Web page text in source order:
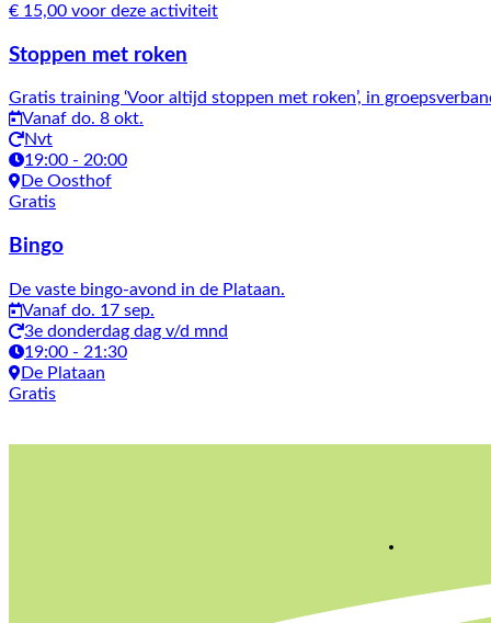
€ 15,00 voor deze activiteit
Stoppen met roken
Gratis training ‘Voor altijd stoppen met roken’, in
Vanaf do. 8 okt.
Nvt
19:00 - 20:00
De Oosthof
Gratis
Bingo
De vaste bingo-avond in de Plataan.
Vanaf do. 17 sep.
3e donderdag dag v/d mnd
19:00 - 21:30
De Plataan
Gratis